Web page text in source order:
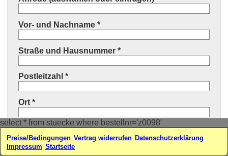
select * from stuecke where bestellnr='z0098'
Vor- und Nachname *
Straße und Hausnummer *
Postleitzahl *
Ort *
Land * (auswählen oder eintragen)
Ihre E-Mail-Adresse*
Preise/Bedingungen Vertrag widerrufen Datenschutzerklärung
Impressum Startseite